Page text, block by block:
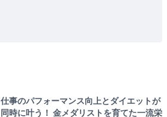
仕事のパフォーマンス向上とダイエットが
同時に叶う！ 金メダリストを育てた一流栄